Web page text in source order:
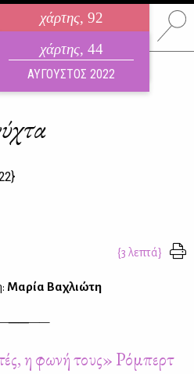
χάρτης, 92
ηλεκτρονικό περιοδικό
ΑΥΓΟΥΣΤΟΣ 2026
χάρτης, 44
ΑΥΓΟΥΣΤΟΣ 2022
{3 λεπτά}
Μαρία Βαχλιώτη
————
η φω­νή τους» Ρό­μπερτ